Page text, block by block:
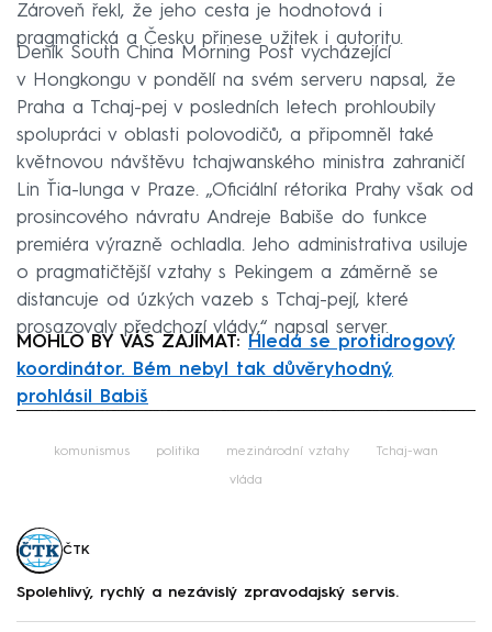
Zároveň řekl, že jeho cesta je hodnotová i
pragmatická a Česku přinese užitek i autoritu.
Deník South China Morning Post vycházející
v Hongkongu v pondělí na svém serveru napsal, že
Praha a Tchaj-pej v posledních letech prohloubily
spolupráci v oblasti polovodičů, a připomněl také
květnovou návštěvu tchajwanského ministra zahraničí
Lin Ťia-lunga v Praze. „Oficiální rétorika Prahy však od
prosincového návratu Andreje Babiše do funkce
premiéra výrazně ochladla. Jeho administrativa usiluje
o pragmatičtější vztahy s Pekingem a záměrně se
distancuje od úzkých vazeb s Tchaj-pejí, které
prosazovaly předchozí vlády,“ napsal server.
MOHLO BY VÁS ZAJÍMAT:
Hledá se protidrogový
koordinátor. Bém nebyl tak důvěryhodný,
prohlásil Babiš
komunismus politika mezinárodní vztahy Tchaj-wan
vláda
ČTK
Spolehlivý, rychlý a nezávislý zpravodajský servis.